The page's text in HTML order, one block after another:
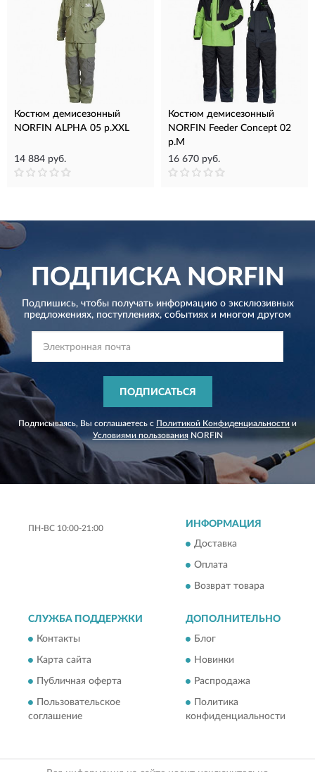
Костюм демисезонный
NORFIN ALPHA 05 р.XXL
14 884 руб.
Костюм демисезонный
NORFIN Feeder Concept 02
р.M
16 670 руб.
ПОДПИСКАNORFIN
Подпишись, чтобы получать информацию о эксклюзивных
предложениях, поступлениях, событиях и многом другом
ПОДПИСАТЬСЯ
Подписываясь, Вы соглашаетесь с Политикой Конфиденциальности и
Условиями пользованияNORFIN
ПН-ВС 10:00-21:00 ИНФОРМАЦИЯ
Доставка
Оплата
Возврат товара
СЛУЖБА ПОДДЕРЖКИ
Контакты
Карта сайта
Публичная оферта
Пользовательское
соглашение
ДОПОЛНИТЕЛЬНО
Блог
Новинки
Распродажа
Политика
конфиденциальности